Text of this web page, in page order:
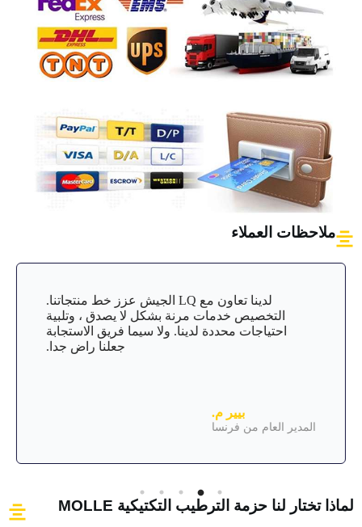
ملاحظات العملاء
لدينا تعاون مع LQ الجيش عزز خط منتجاتنا.
التخصيص خدمات مرنة بشكل لا يصدق ، وتلبية
احتياجات محددة لدينا. ولا سيما فريق الاستجابة
جعلنا راض جدا.
بيير م.
المدير العام من فرنسا
لماذا تختار لنا حزمة الترطيب التكتيكية MOLLE